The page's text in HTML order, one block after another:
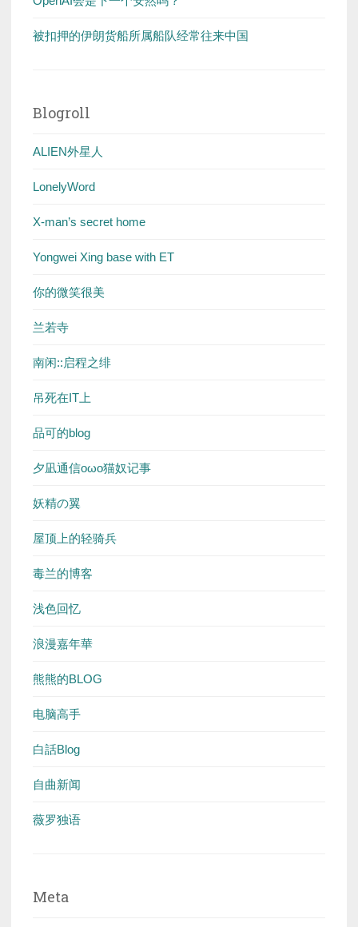
被扣押的伊朗货船所属船队经常往来中国
Blogroll
ALIEN外星人
LonelyWord
X-man’s secret home
Yongwei Xing base with ET
你的微笑很美
兰若寺
南闲::启程之绯
吊死在IT上
品可的blog
夕凪通信oωo猫奴记事
妖精の翼
屋顶上的轻骑兵
毒兰的博客
浅色回忆
浪漫嘉年華
熊熊的BLOG
电脑高手
白話Blog
自曲新闻
薇罗独语
Meta